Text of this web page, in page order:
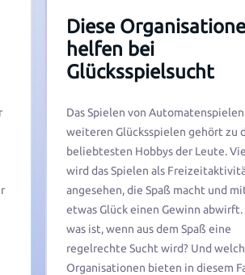
Diese
helfen bei
Glücksspielsucht
Das Spielen von
weiteren Glücksspielen gehört zu
beliebtesten Hobbys der Leute.
wird das Spielen als
angesehen, die Spaß macht und
etwas Glück einen Gewinn abwirft.
was ist, wenn aus dem Spaß eine
regelrechte Sucht wird? Und
Organisationen bieten in diesem